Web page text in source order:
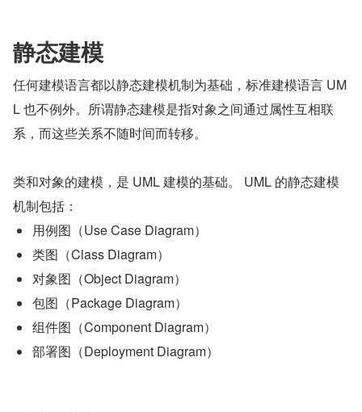
静态建模
任何建模语言都以静态建模机制为基础，标准建模语言 UM
L 也不例外。所谓静态建模是指对象之间通过属性互相联
系，而这些关系不随时间而转移。
类和对象的建模，是 UML 建模的基础。 UML 的静态建模
机制包括：
用例图（Use Case Diagram）
类图（Class Diagram）
对象图（Object Diagram）
包图（Package Diagram）
组件图（Component Diagram）
部署图（Deployment Diagram）